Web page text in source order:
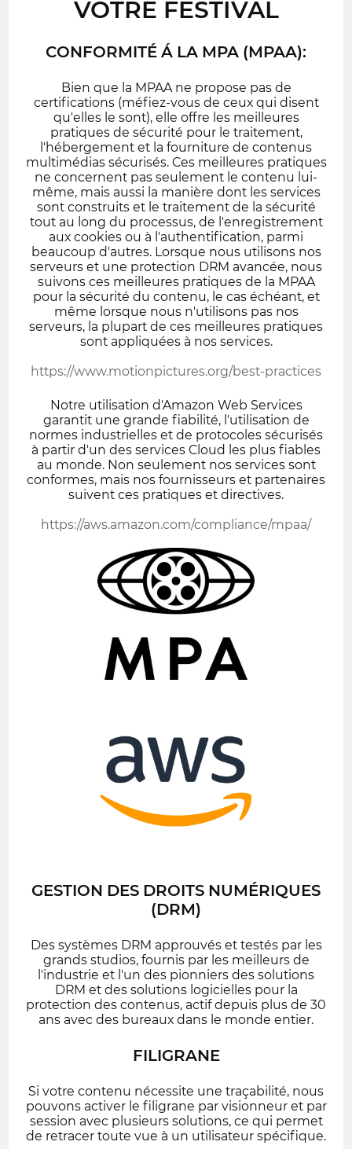
VOTRE FESTIVAL
CONFORMITÉ Á LA MPA (MPAA):
Bien que la MPAA ne propose pas de
certifications (méfiez-vous de ceux qui disent
qu'elles le sont), elle offre les meilleures
pratiques de sécurité pour le traitement,
l'hébergement et la fourniture de contenus
multimédias sécurisés. Ces meilleures pratiques
ne concernent pas seulement le contenu lui-
même, mais aussi la manière dont les services
sont construits et le traitement de la sécurité
tout au long du processus, de l'enregistrement
aux cookies ou à l'authentification, parmi
beaucoup d'autres. Lorsque nous utilisons nos
serveurs et une protection DRM avancée, nous
suivons ces meilleures pratiques de la MPAA
pour la sécurité du contenu, le cas échéant, et
même lorsque nous n'utilisons pas nos
serveurs, la plupart de ces meilleures pratiques
sont appliquées à nos services.
https://www.motionpictures.org/best-practices
Notre utilisation d'Amazon Web Services
garantit une grande fiabilité, l'utilisation de
normes industrielles et de protocoles sécurisés
à partir d'un des services Cloud les plus fiables
au monde. Non seulement nos services sont
conformes, mais nos fournisseurs et partenaires
suivent ces pratiques et directives.
https://aws.amazon.com/compliance/mpaa/
GESTION DES DROITS NUMÉRIQUES
(DRM)
Des systèmes DRM approuvés et testés par les
grands studios, fournis par les meilleurs de
l'industrie et l'un des pionniers des solutions
DRM et des solutions logicielles pour la
protection des contenus, actif depuis plus de 30
ans avec des bureaux dans le monde entier.
FILIGRANE
Si votre contenu nécessite une traçabilité, nous
pouvons activer le filigrane par visionneur et par
session avec plusieurs solutions, ce qui permet
de retracer toute vue à un utilisateur spécifique.